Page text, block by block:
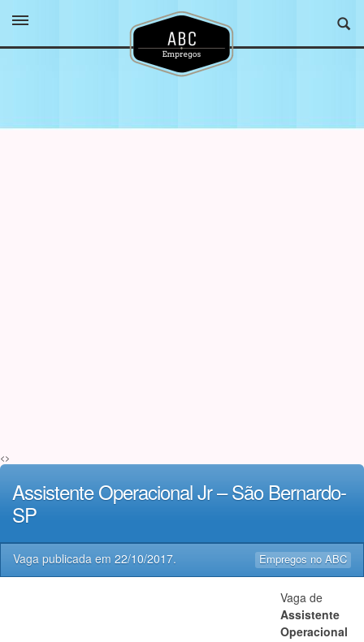
<>
Assistente Operacional Jr – São Bernardo-
SP
Empregos no ABC
Vaga publicada em 22/10/2017.
Vaga de
Assistente
Operacional